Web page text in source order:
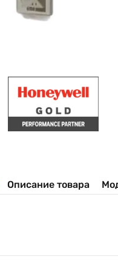
Описание товара